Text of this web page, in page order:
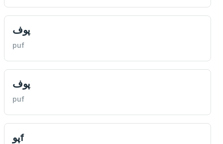
پوف
puf
پوف
puf
پوf